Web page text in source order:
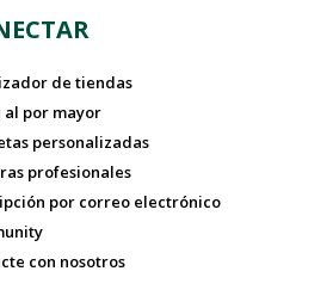
de tiendas
al por mayor
personalizadas
profesionales
por correo electrónico
con nosotros